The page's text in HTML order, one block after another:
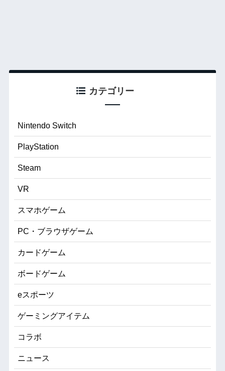
カテゴリー
Nintendo Switch
PlayStation
Steam
VR
スマホゲーム
PC・ブラウザゲーム
カードゲーム
ボードゲーム
eスポーツ
ゲーミングアイテム
コラボ
ニュース